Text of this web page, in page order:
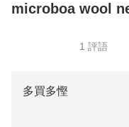
microboa wool
1 評語
多買多慳